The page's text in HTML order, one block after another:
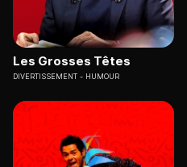
Les Grosses Têtes
DIVERTISSEMENT HUMOUR